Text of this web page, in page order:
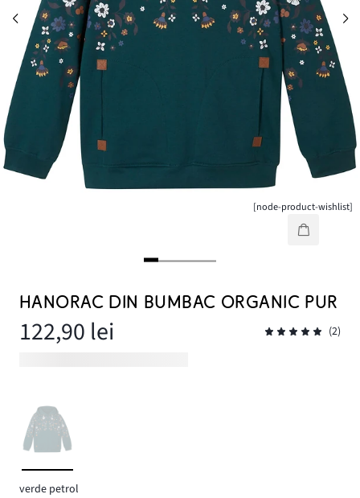
[node-product-wishlist]
HANORAC DIN BUMBAC ORGANIC PUR
122,90 lei (2)
verde petrol